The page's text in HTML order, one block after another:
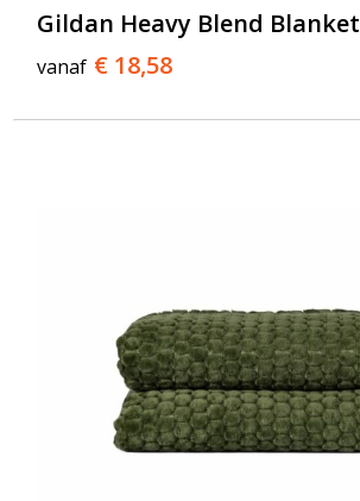
Gildan Heavy Blend Blanket
vanaf € 18,58